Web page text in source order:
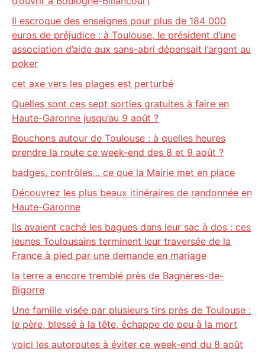
Il escroque des enseignes pour plus de 184 000
euros de préjudice : à Toulouse, le président d’une
association d’aide aux sans-abri dépensait l’argent au
poker
cet axe vers les plages est perturbé
Quelles sont ces sept sorties gratuites à faire en
Haute-Garonne jusqu’au 9 août ?
Bouchons autour de Toulouse : à quelles heures
prendre la route ce week-end des 8 et 9 août ?
badges, contrôles… ce que la Mairie met en place
Découvrez les plus beaux itinéraires de randonnée en
Haute-Garonne
Ils avaient caché les bagues dans leur sac à dos : ces
jeunes Toulousains terminent leur traversée de la
France à pied par une demande en mariage
la terre a encore tremblé près de Bagnères-de-
Bigorre
Une famille visée par plusieurs tirs près de Toulouse :
le père, blessé à la tête, échappe de peu à la mort
voici les autoroutes à éviter ce week-end du 8 août